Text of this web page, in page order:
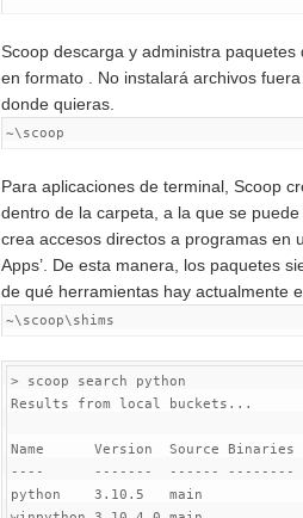
Scoop descarga y administra
en formato . No instalará archivos
donde quieras.
~\scoop
Para aplicaciones de terminal, Scoop
dentro de la carpeta, a la que se
crea accesos directos a programas en
Apps’. De esta manera, los paquetes
de qué herramientas hay actualmente
~\scoop\shims
> scoop search python
Results from local buckets...
Name      Version  Source Binaries
----      -------  ------ --------
python 3.10 . 5
   main